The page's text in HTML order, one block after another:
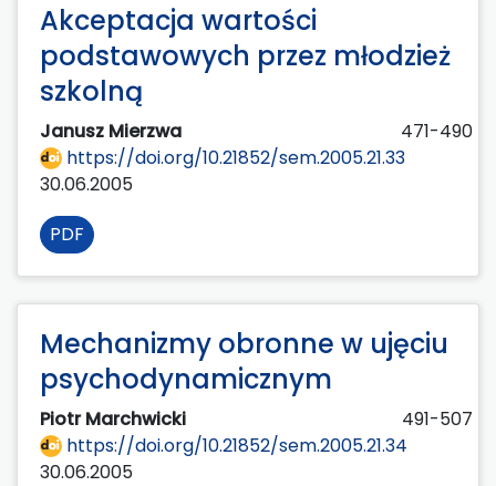
Akceptacja wartości
podstawowych przez młodzież
szkolną
Janusz Mierzwa
471-490
https://doi.org/10.21852/sem.2005.21.33
30.06.2005
PDF
Mechanizmy obronne w ujęciu
psychodynamicznym
Piotr Marchwicki
491-507
https://doi.org/10.21852/sem.2005.21.34
30.06.2005